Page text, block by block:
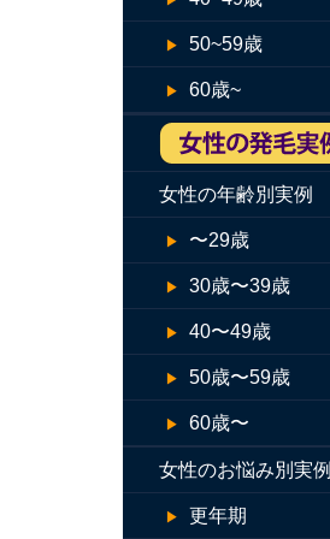
50~59歳
60歳~
女性の年齢別実例
〜29歳
30歳〜39歳
40〜49歳
50歳〜59歳
60歳〜
女性のお悩み別実例
更年期